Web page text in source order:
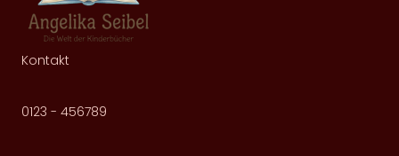
Kontakt
0123 - 456789